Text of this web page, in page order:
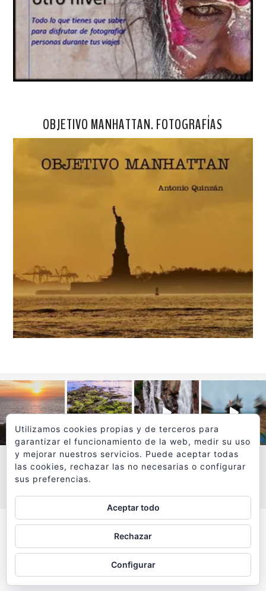
OBJETIVO MANHATTAN. FOTOGRAFÍAS
VER MÁS
Todos los textos y fotografías de
www.viajesyfotografia.comson propiedad de su autor
y están protegidos por © Copyright
Utilizamos cookies propias y de terceros para
garantizar el funcionamiento de la web, medir su uso
y mejorar nuestros servicios. Puede aceptar todas
las cookies, rechazar las no necesarias o configurar
sus preferencias.
Aceptar todo
Rechazar
Configurar